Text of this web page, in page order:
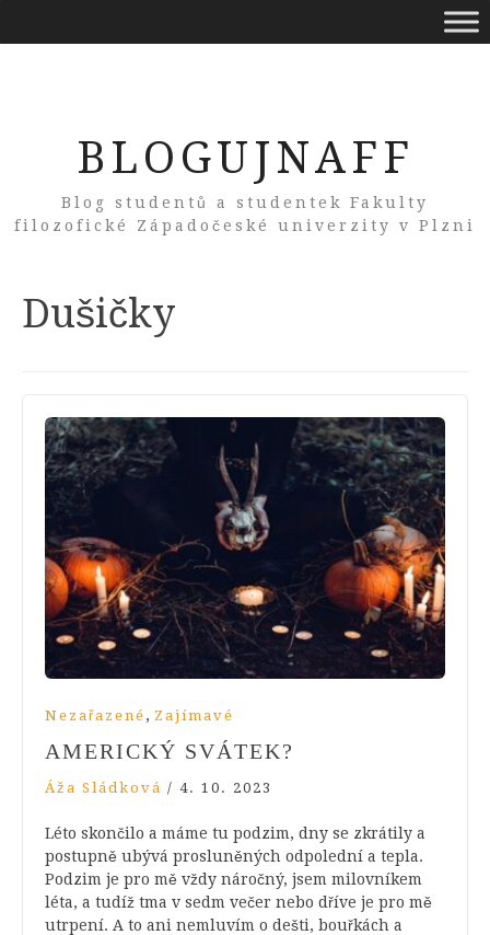
BLOGUJNAFF
Blog studentů a studentek Fakulty
filozofické Západočeské univerzity v Plzni
Tag:
Dušičky
Nezařazené , Zajímavé
AMERICKÝ SVÁTEK?
Áža Sládková / 4. 10. 2023
Léto skončilo a máme tu podzim, dny se zkrátily a
postupně ubývá prosluněných odpolední a tepla.
Podzim je pro mě vždy náročný, jsem milovníkem
léta, a tudíž tma v sedm večer nebo dříve je pro mě
utrpení. A to ani nemluvím o dešti, bouřkách a